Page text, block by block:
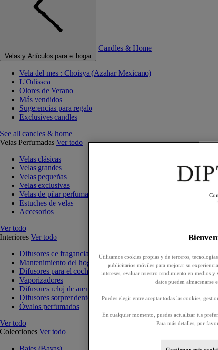
Velas y Artículos para el hogar
Candles & Home
Vela del mes : Choisya (Azahar Mexicano)
L'Odissea
Olores de Verano
Más vendidos
Sugerencias para regalo
Exclusives candles
See all candles & home
Velas Perfumadas Ver todo
Velas clásicas
Velas grandes
Velas pequeñas
Velas exclusivas
Velas de pilar perfumadas
Estuches de velas
Accesorios
Ver todo
Interiores Ver todo
Difusores de fragancia para interiores
Mantenimiento del hogar
Difusores para el coche
Vaporizadores
Difusores reloj de arena
Difusores sorprendentes
Óvalos perfumados
Ver todo
Colecciones Ver todo
Baies (Bayas)
Utilizamos cookies propias y de terceros,
publicitarios móviles para mejorar su
intereses, evaluar nuestro rendimiento en medios
datos pueden almacenarse
Puedes elegir entre aceptar todas las cookies,
En cualquier momento, puedes actualizar tus
Para más detalles, por